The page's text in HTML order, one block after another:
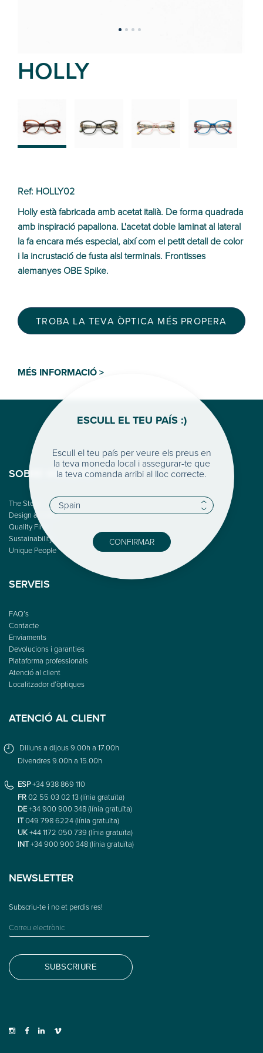
HOLLY
Ref: HOLLY02
Holly està fabricada amb acetat italià. De forma quadrada
amb inspiració papallona. L'acetat doble laminat al lateral
la fa encara més especial, així com el petit detall de color
i la incrustació de fusta alsl terminals. Frontisses
alemanyes OBE Spike.
TROBA LA TEVA ÒPTICA MÉS PROPERA
MÉS INFORMACIÓ >
SOBRE WOODYS
The Story
Design & Color
Quality First
Sustainability
Unique People
SERVEIS
FAQ’s
Contacte
Enviaments
Devolucions i garanties
Plataforma professionals
Atenció al client
Localitzador d’òptiques
ATENCIÓ AL CLIENT
Dilluns a dijous 9.00h a 17.00h
Divendres 9.00h a 15.00h
ESP+34 938 869 110
FR02 55 03 02 13 (línia gratuïta)
DE+34 900 900 348 (línia gratuïta)
IT049 798 6224 (línia gratuïta)
UK+44 1172 050 739 (línia gratuïta)
INT+34 900 900 348 (línia gratuïta)
NEWSLETTER
ESCULL EL TEU PAÍS :)
Escull el teu país per veure els preus en
la teva moneda local i assegurar-te que
la teva comanda arribi al lloc correcte.
CONFIRMAR